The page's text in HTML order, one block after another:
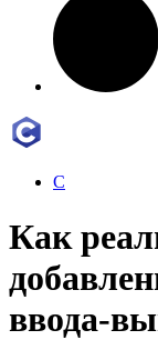
C
Как
ввода-